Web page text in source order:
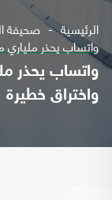
الرئيسية صحيفة
واتساب يحذر
واتساب يحذر
واختراق خطيرة